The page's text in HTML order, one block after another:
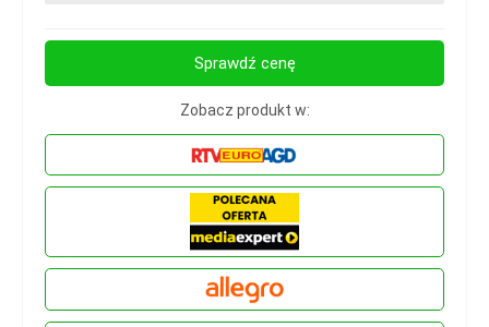
Sprawdź cenę
Zobacz produkt w: